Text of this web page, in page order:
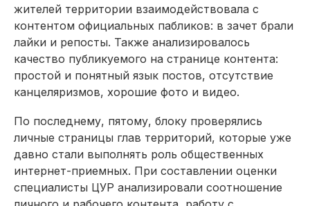
жителей территории взаимодействовала с
контентом официальных пабликов: в зачет брали
лайки и репосты. Также анализировалось
качество публикуемого на странице контента:
простой и понятный язык постов, отсутствие
канцеляризмов, хорошие фото и видео.
По последнему, пятому, блоку проверялись
личные страницы глав территорий, которые уже
давно стали выполнять роль общественных
интернет-приемных. При составлении оценки
специалисты ЦУР анализировали соотношение